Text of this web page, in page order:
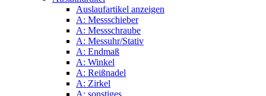
Auslaufartikel anzeigen
A: Messschieber
A: Messschraube
A: Messuhr/Stativ
A: Endmaß
A: Winkel
A: Reißnadel
A: Zirkel
A: sonstiges